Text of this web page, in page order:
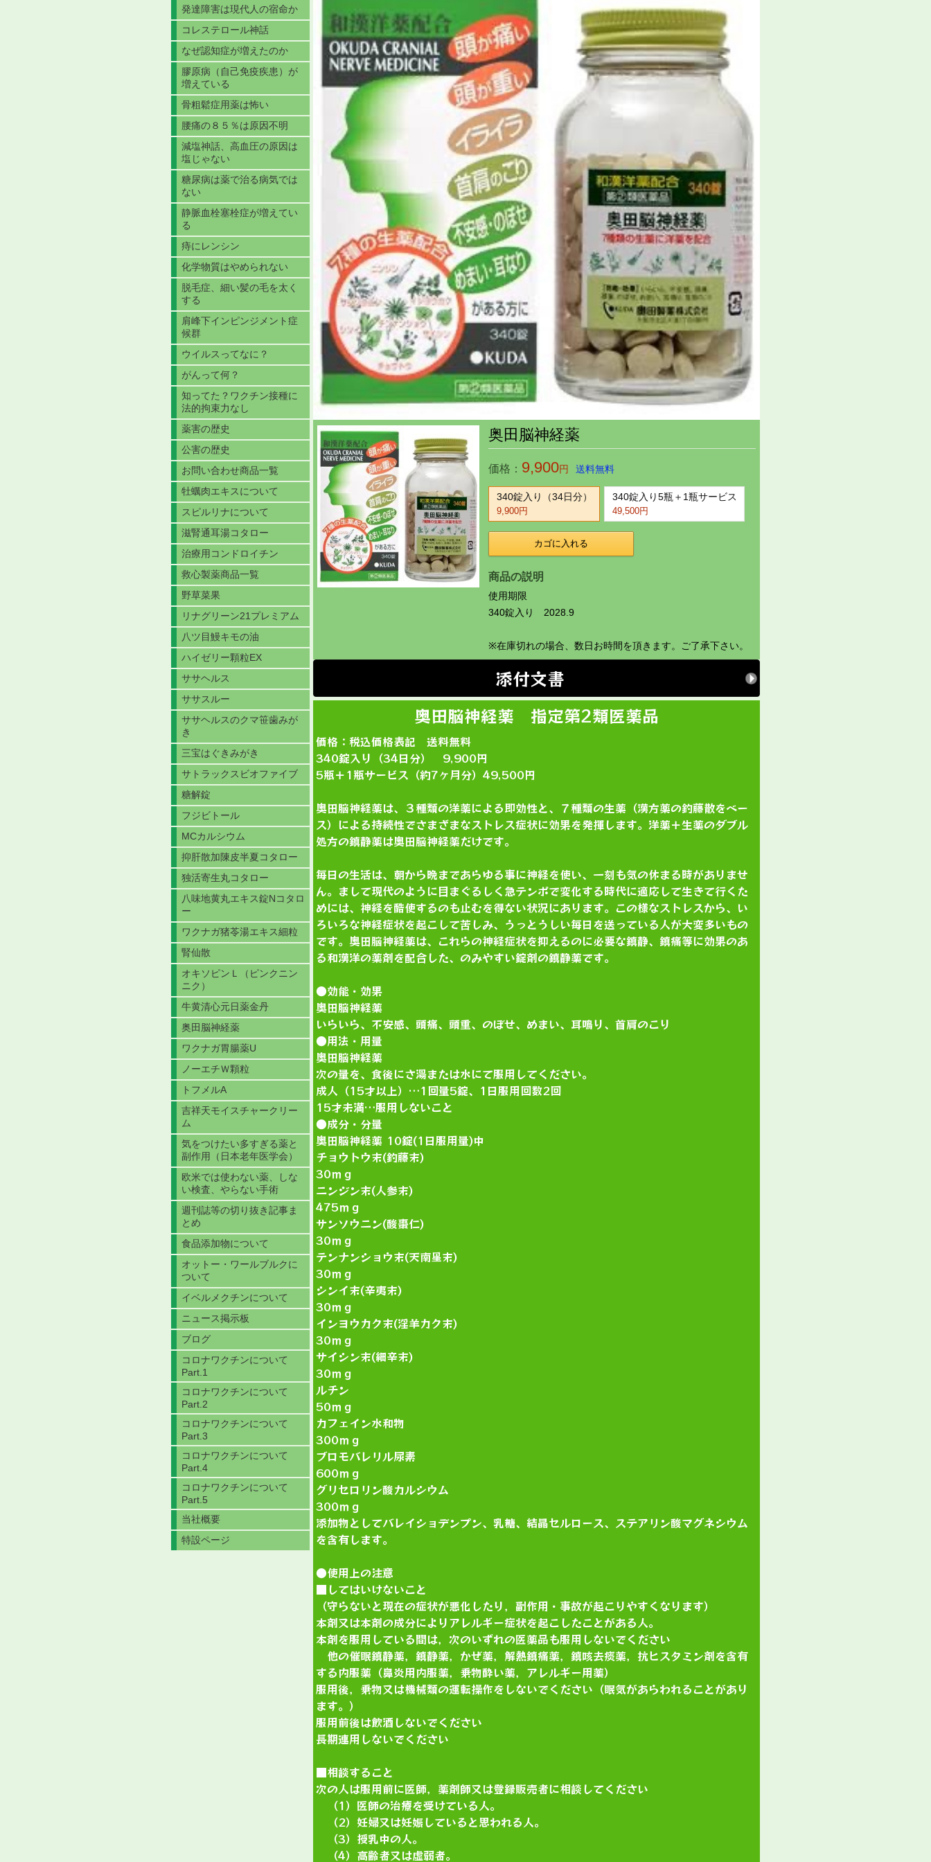
奥田脳神経薬
価格： 9,900円 送料無料
340錠入り（34日分）
9,900円
340錠入り5瓶＋1瓶サービス
49,500円
カゴに入れる
商品の説明
使用期限
340錠入り 2028.9
※在庫切れの場合、数日お時間を頂きます。ご了承下さい。
添付文書
奥田脳神経薬 指定第2類医薬品
価格：税込価格表記 送料無料
340錠入り（34日分） 9,900円
5瓶＋1瓶サービス（約7ヶ月分）49,500円
奥田脳神経薬は、３種類の洋薬による即効性と、７種類の生薬（漢方薬の釣藤散をベー
ス）による持続性でさまざまなストレス症状に効果を発揮します。洋薬＋生薬のダブル
処方の鎮静薬は奥田脳神経薬だけです。
毎日の生活は、朝から晩まであらゆる事に神経を使い、一刻も気の休まる時がありませ
ん。まして現代のように目まぐるしく急テンポで変化する時代に適応して生きて行くた
めには、神経を酷使するのも止むを得ない状況にあります。この様なストレスから、い
ろいろな神経症状を起こして苦しみ、うっとうしい毎日を送っている人が大変多いもの
です。奥田脳神経薬は、これらの神経症状を抑えるのに必要な鎮静、鎮痛等に効果のあ
る和漢洋の薬剤を配合した、のみやすい錠剤の鎮静薬です。
●効能・効果
奥田脳神経薬
いらいら、不安感、頭痛、頭重、のぼせ、めまい、耳鳴り、首肩のこり
●用法・用量
奥田脳神経薬
次の量を、食後にさ湯または水にて服用してください。
成人（15才以上）…1回量5錠、1日服用回数2回
15才未満…服用しないこと
●成分・分量
奥田脳神経薬 10錠(1日服用量)中
チョウトウ末(釣藤末)
30ｍｇ
ニンジン末(人参末)
475ｍｇ
サンソウニン(酸棗仁)
30ｍｇ
テンナンショウ末(天南星末)
30ｍｇ
シンイ末(辛夷末)
30ｍｇ
インヨウカク末(淫羊カク末)
30ｍｇ
サイシン末(細辛末)
30ｍｇ
ルチン
50ｍｇ
カフェイン水和物
300ｍｇ
ブロモバレリル尿素
600ｍｇ
グリセロリン酸カルシウム
300ｍｇ
添加物としてバレイショデンプン、乳糖、結晶セルロース、ステアリン酸マグネシウム
を含有します。
●使用上の注意
■してはいけないこと
（守らないと現在の症状が悪化したり，副作用・事故が起こりやすくなります）
本剤又は本剤の成分によりアレルギー症状を起こしたことがある人。
本剤を服用している間は，次のいずれの医薬品も服用しないでください
他の催眠鎮静薬，鎮静薬，かぜ薬，解熱鎮痛薬，鎮咳去痰薬，抗ヒスタミン剤を含有
する内服薬（鼻炎用内服薬，乗物酔い薬，アレルギー用薬）
服用後，乗物又は機械類の運転操作をしないでください（眠気があらわれることがあり
ます。）
服用前後は飲酒しないでください
長期連用しないでください
■相談すること
次の人は服用前に医師，薬剤師又は登録販売者に相談してください
（1）医師の治療を受けている人。
（2）妊婦又は妊娠していると思われる人。
（3）授乳中の人。
（4）高齢者又は虚弱者。
発達障害は現代人の宿命か
コレステロール神話
なぜ認知症が増えたのか
膠原病（自己免疫疾患）が
増えている
骨粗鬆症用薬は怖い
腰痛の８５％は原因不明
減塩神話、高血圧の原因は
塩じゃない
糖尿病は薬で治る病気では
ない
静脈血栓塞栓症が増えてい
る
痔にレンシン
化学物質はやめられない
脱毛症、細い髪の毛を太く
する
肩峰下インピンジメント症
候群
ウイルスってなに？
がんって何？
知ってた？ワクチン接種に
法的拘束力なし
薬害の歴史
公害の歴史
お問い合わせ商品一覧
牡蠣肉エキスについて
スピルリナについて
滋腎通耳湯コタロー
治療用コンドロイチン
救心製薬商品一覧
野草菜果
リナグリーン21プレミアム
八ツ目鰻キモの油
ハイゼリー顆粒EX
ササヘルス
ササスルー
ササヘルスのクマ笹歯みが
き
三宝はぐきみがき
サトラックスビオファイブ
糖解錠
フジビトール
MCカルシウム
抑肝散加陳皮半夏コタロー
独活寄生丸コタロー
八味地黄丸エキス錠Nコタロ
ー
ワクナガ猪苓湯エキス細粒
腎仙散
オキソピンＬ（ピンクニン
ニク）
牛黄清心元日薬金丹
奥田脳神経薬
ワクナガ胃腸薬U
ノーエチＷ顆粒
トフメルA
吉祥天モイスチャークリー
ム
気をつけたい多すぎる薬と
副作用（日本老年医学会）
欧米では使わない薬、しな
い検査、やらない手術
週刊誌等の切り抜き記事ま
とめ
食品添加物について
オットー・ワールブルクに
ついて
イベルメクチンについて
ニュース掲示板
ブログ
コロナワクチンについて
Part.1
コロナワクチンについて
Part.2
コロナワクチンについて
Part.3
コロナワクチンについて
Part.4
コロナワクチンについて
Part.5
当社概要
特設ページ